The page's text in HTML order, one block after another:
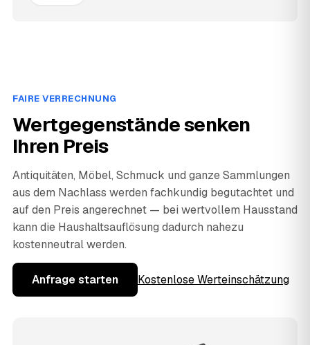
FAIRE VERRECHNUNG
Wertgegenstände senken
Ihren Preis
Antiquitäten, Möbel, Schmuck und ganze Sammlungen
aus dem Nachlass werden fachkundig begutachtet und
auf den Preis angerechnet — bei wertvollem Hausstand
kann die Haushaltsauflösung dadurch nahezu
kostenneutral werden.
Anfrage starten Kostenlose Werteinschätzung